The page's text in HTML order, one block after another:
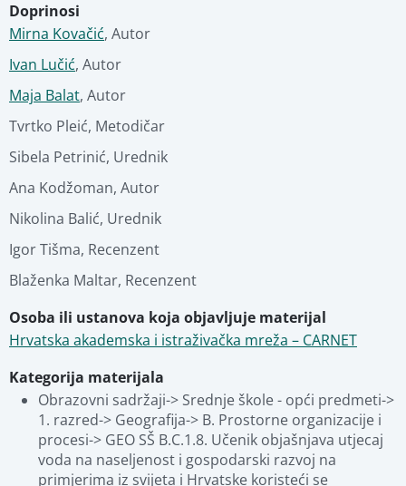
Stručna ocjena
Doprinosi
Mirna Kovačić, Autor
Ivan Lučić, Autor
Maja Balat, Autor
Tvrtko Pleić, Metodičar
Sibela Petrinić, Urednik
Ana Kodžoman, Autor
Nikolina Balić, Urednik
Igor Tišma, Recenzent
Blaženka Maltar, Recenzent
Osoba ili ustanova koja objavljuje materijal
Hrvatska akademska i istraživačka mreža – CARNET
Kategorija materijala
Obrazovni sadržaji-> Srednje škole - opći predmeti->
1. razred-> Geografija-> B. Prostorne organizacije i
procesi-> GEO SŠ B.C.1.8. Učenik objašnjava utjecaj
voda na naseljenost i gospodarski razvoj na
primjerima iz svijeta i Hrvatske koristeći se